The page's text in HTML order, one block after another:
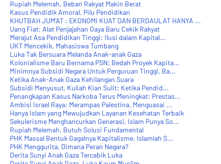
Rupiah Melemah, Beban Rakyat Makin Berat
Kasus Pendidik Amoral, Pilu Pendidikan
KHUTBAH JUM'AT : EKONOMI KUAT DAN BERDAULAT HANYA ...
Uang Fiat: Alat Penjajahan Gaya Baru Cekik Rakyat
Merajut Asa Pendidikan Tinggi: Ilusi dalam Kapital...
UKT Mencekik, Mahasiswa Tumbang
Luka Tak Bersuara Melanda Anak-anak Gaza
Kolonialisme Baru Bernama PSN: Bedah Proyek Kapita...
Minimnya Subsidi Negara Untuk Perguruan Tinggi, Ba...
Ketika Anak-Anak Gaza Kehilangan Suara
Subsidi Menyusut, Kuliah Kian Sulit: Ketika Pendid...
Penangkapan Kasus Narkoba Terus Meningkat: Prestas...
Ambisi Israel Raya: Merampas Palestina, Menguasai ...
Hanya Islam yang Mewujudkan Layanan Kesehatan Terbaik
Sekulerisme Menghancurkan Generasi, Islam Punya So...
Rupiah Melemah, Butuh Solusi Fundamental
PHK Massal Bentuk Gagalnya Kapitalisme, Islamlah S...
PHK Menggurita, Dimana Peran Negara?
Derita Sunyi Anak Gaza Tercabik Luka